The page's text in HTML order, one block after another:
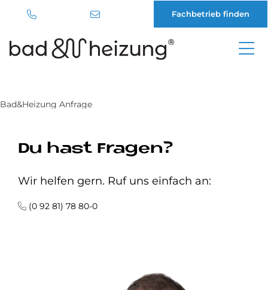
Fachbetrieb finden
Bad&Heizung Anfrage
Du hast Fragen?
Wir helfen gern. Ruf uns einfach an:
(0 92 81) 78 80-0